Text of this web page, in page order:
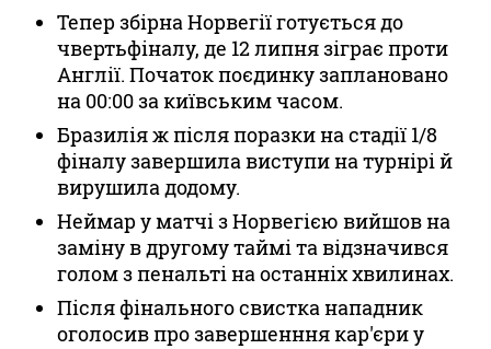
Тепер збірна Норвегії готується до
чвертьфіналу, де 12 липня зіграє проти
Англії. Початок поєдинку заплановано
на 00:00 за київським часом.
Бразилія ж після поразки на стадії 1/8
фіналу завершила виступи на турнірі й
вирушила додому.
Неймар у матчі з Норвегією вийшов на
заміну в другому таймі та відзначився
голом з пенальті на останніх хвилинах.
Після фінального свистка нападник
оголосив про завершенння кар'єри у